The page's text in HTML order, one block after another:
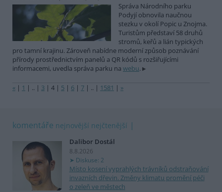
Správa Národního parku
Podyjí obnovila naučnou
stezku v okolí Popic u Znojma.
Turistům představí 58 druhů
stromů, keřů a lián typických
pro tamní krajinu. Zároveň nabídne moderní způsob poznávání
přírody prostřednictvím panelů a QR kódů s rozšiřujícími
informacemi, uvedla správa parku na webu.
« | 1 | .. | 3 | 4 | 5 | 6 | 7 | .. | 1581 | »
komentáře nejnovější nejčtenější
Dalibor Dostál
8.8.2026
Diskuse: 2
Místo kosení vyprahlých trávníků odstraňování
invazních dřevin. Změny klimatu promění péči
o zeleň ve městech